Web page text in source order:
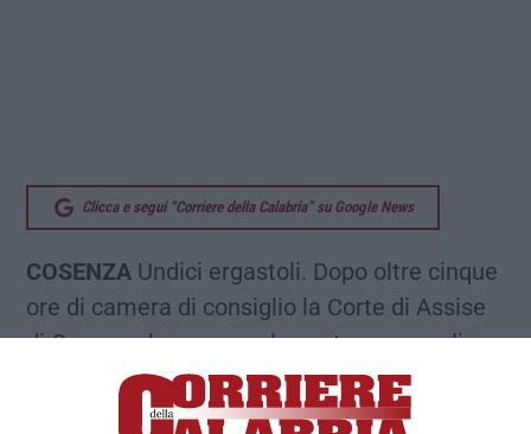
Clicca e segui “Corriere della Calabria” su Google News
COSENZA Undici ergastoli. Dopo oltre cinque
ore di camera di consiglio la Corte di Assise
di Cosenza ha emesso la sentenza per gli
imputati del processo “Tela del ragno”. Si
tratta dell’operazione contro i presunti capi e